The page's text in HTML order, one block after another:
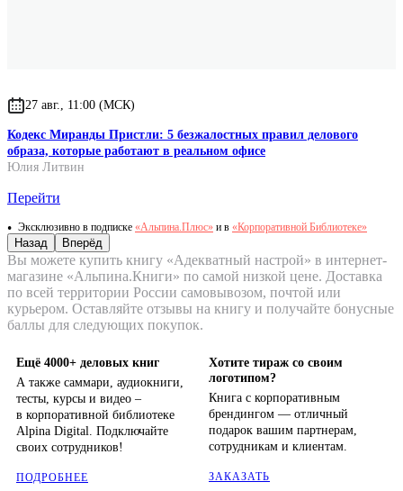
27 авг., 11:00 (МСК)
Кодекс Миранды Пристли: 5 безжалостных правил делового
образа, которые работают в реальном офисе
Юлия Литвин
Перейти
Эксклюзивно в подписке «Альпина.Плюс» и в «Корпоративной Библиотеке»
Назад Вперёд
Вы можете купить книгу «Адекватный настрой» в интернет-
магазине «Альпина.Книги» по самой низкой цене. Доставка
по всей территории России самовывозом, почтой или
курьером. Оставляйте отзывы на книгу и получайте бонусные
баллы для следующих покупок.
Ещё 4000+ деловых книг
А также саммари, аудиокниги,
тесты, курсы и видео –
в корпоративной библиотеке
Alpina Digital. Подключайте
своих сотрудников!
ПОДРОБНЕЕ
Хотите тираж со своим
логотипом?
Книга с корпоративным
брендингом — отличный
подарок вашим партнерам,
сотрудникам и клиентам.
ЗАКАЗАТЬ